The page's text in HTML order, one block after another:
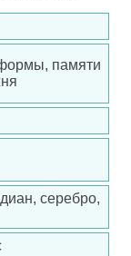
памяти
серебро,